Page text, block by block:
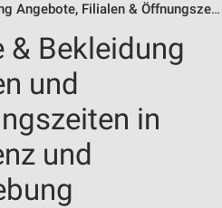
Angebote, Filialen & Öffnungszeiten
& Bekleidung
und
in
und